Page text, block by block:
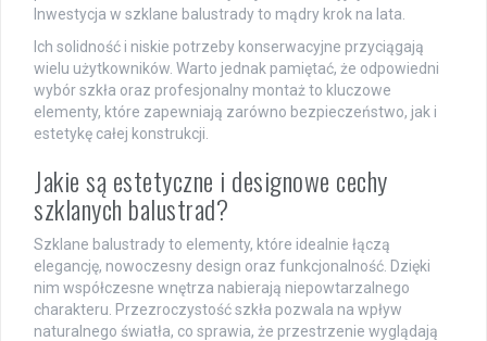
Inwestycja w szklane balustrady to mądry krok na lata.
Ich solidność i niskie potrzeby konserwacyjne przyciągają
wielu użytkowników. Warto jednak pamiętać, że odpowiedni
wybór szkła oraz profesjonalny montaż to kluczowe
elementy, które zapewniają zarówno bezpieczeństwo, jak i
estetykę całej konstrukcji.
Jakie są estetyczne i designowe cechy
szklanych balustrad?
Szklane balustrady to elementy, które idealnie łączą
elegancję, nowoczesny design oraz funkcjonalność. Dzięki
nim współczesne wnętrza nabierają niepowtarzalnego
charakteru. Przezroczystość szkła pozwala na wpływ
naturalnego światła, co sprawia, że przestrzenie wyglądają